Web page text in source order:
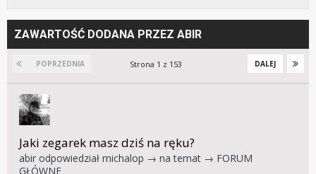
ZAWARTOŚĆ DODANA PRZEZ ABIR
POPRZEDNIA DALEJ
Strona 1 z 153
Jaki zegarek masz dziś na ręku?
abir odpowiedział michalop → na temat → FORUM
GŁÓWNE